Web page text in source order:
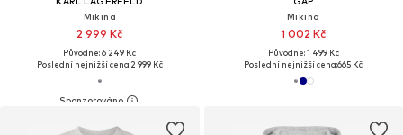
Mikina
2 999 Kč
Původně: 6 249 Kč
Poslední nejnižší cena:2 999 Kč
Mikina
1 002 Kč
Původně: 1 499 Kč
Poslední nejnižší cena:665 Kč